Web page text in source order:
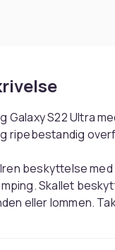
Galaxy S22 Ultra
ripebestandig
beskyttelse
Skallet
eller lommen.
for at mobilen